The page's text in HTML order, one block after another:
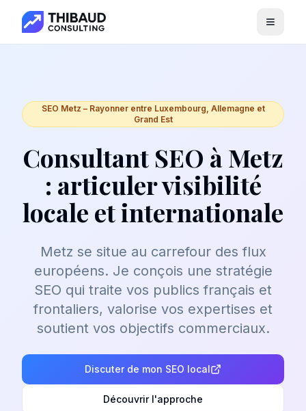
Menu
SEO Metz – Rayonner entre Luxembourg, Allemagne et
Grand Est
Consultant SEO à Metz
: articuler visibilité
locale et internationale
Metz se situe au carrefour des flux
européens. Je conçois une stratégie
SEO qui traite vos publics français et
frontaliers, valorise vos expertises et
soutient vos objectifs commerciaux.
Discuter de mon SEO local
Découvrir l'approche